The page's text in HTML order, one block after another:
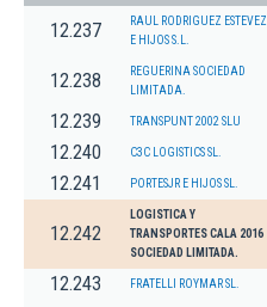
12.237
RAUL RODRIGUEZ ESTEVEZ
E HIJOS S.L.
12.238
REGUERINA SOCIEDAD
LIMITADA.
12.239 TRANSPUNT 2002 SLU
12.240 C3C LOGISTICS SL.
12.241 PORTESJR E HIJOS SL.
12.242
LOGISTICA Y
TRANSPORTES CALA 2016
SOCIEDAD LIMITADA.
12.243 FRATELLI ROYMAR SL.